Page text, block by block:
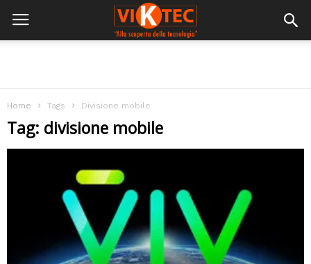
Home Tags Divisione mobile
Tag: divisione mobile